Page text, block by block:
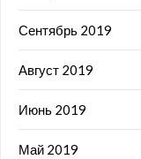
Сентябрь 2019
Август 2019
Июнь 2019
Май 2019